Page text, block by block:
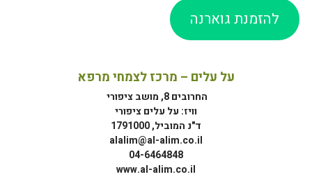
להזמנת גוארנה
על עלים – מרכז לצמחי מרפא
החרובים 8, מושב ציפורי
וויז: על עלים ציפורי
ד"נ המוביל, 1791000
alalim@al-alim.co.il
04-6464848
www.al-alim.co.il